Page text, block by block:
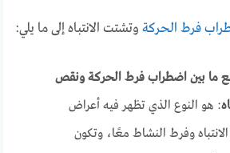
فرط الحركة وتشتت الانتباه إلى ما يلي:
ما بين اضطراب فرط الحركة ونقص
: هو النوع الذي تظهر فيه أعراض
وفرط النشاط معًا، وتكون